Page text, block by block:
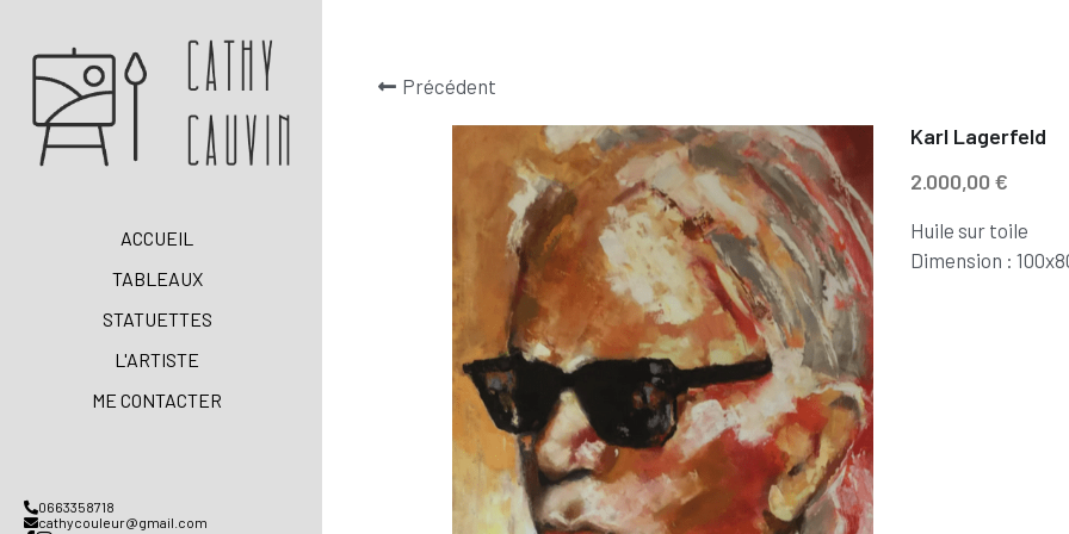
ACCUEIL
TABLEAUX
STATUETTES
L'ARTISTE
ME CONTACTER
0663358718
cathycouleur@gmail.com
Précédent
Karl Lagerfeld
2.000,00 €
Huile sur toile
Dimension :